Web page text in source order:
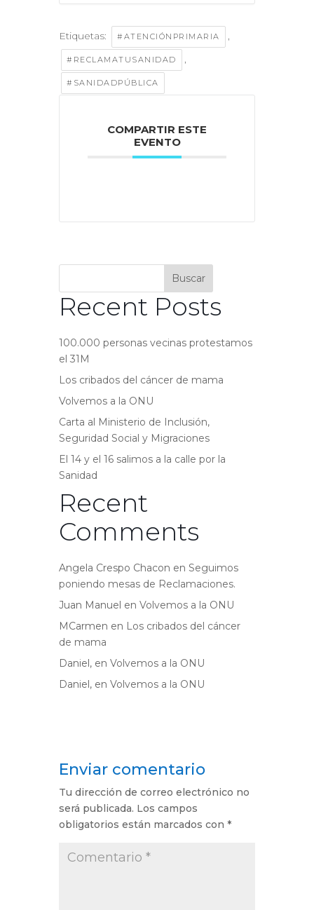
Etiquetas: #ATENCIÓNPRIMARIA ,
#RECLAMATUSANIDAD ,
#SANIDADPÚBLICA
COMPARTIR ESTE
EVENTO
Buscar
Recent Posts
100.000 personas vecinas protestamos
el 31M
Los cribados del cáncer de mama
Volvemos a la ONU
Carta al Ministerio de Inclusión,
Seguridad Social y Migraciones
El 14 y el 16 salimos a la calle por la
Sanidad
Recent
Comments
Angela Crespo Chacon en Seguimos
poniendo mesas de Reclamaciones.
Juan Manuel en Volvemos a la ONU
MCarmen en Los cribados del cáncer
de mama
Daniel, en Volvemos a la ONU
Daniel, en Volvemos a la ONU
Enviar comentario
Tu dirección de correo electrónico no
será publicada. Los campos
obligatorios están marcados con *